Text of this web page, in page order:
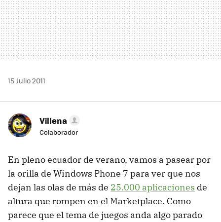
15 Julio 2011
Villena
Colaborador
En pleno ecuador de verano, vamos a pasear por
la orilla de Windows Phone 7 para ver que nos
dejan las olas de más de 25.000 aplicaciones de
altura que rompen en el Marketplace. Como
parece que el tema de juegos anda algo parado